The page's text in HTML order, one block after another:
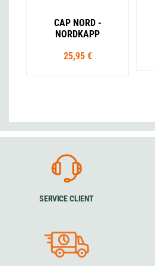
CAP NORD -
NORDKAPP
25,95 €
SERVICE CLIENT